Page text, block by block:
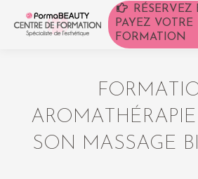
RÉSERVEZ
PAYEZ VOTRE
FORMATION
SON MASSAGE